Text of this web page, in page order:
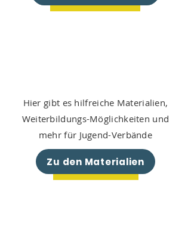
Hier gibt es hilfreiche Materialien,
Weiterbildungs-Möglichkeiten und
mehr für Jugend-Verbände
Zu den Materialien